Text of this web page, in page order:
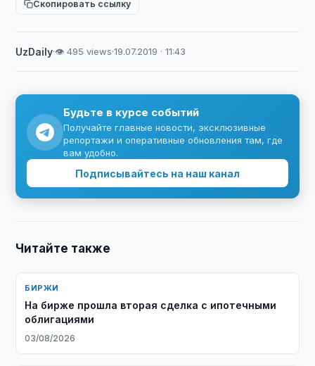
Скопировать ссылку
UzDaily·👁 495 views·19.07.2019 · 11:43
Будьте в курсе событий
Получайте главные новости, эксклюзивные
репортажи и оперативные обновления там, где
вам удобно.
Подписывайтесь на наш канал
Читайте также
БИРЖИ
На бирже прошла вторая сделка с ипотечными
облигациями
03/08/2026